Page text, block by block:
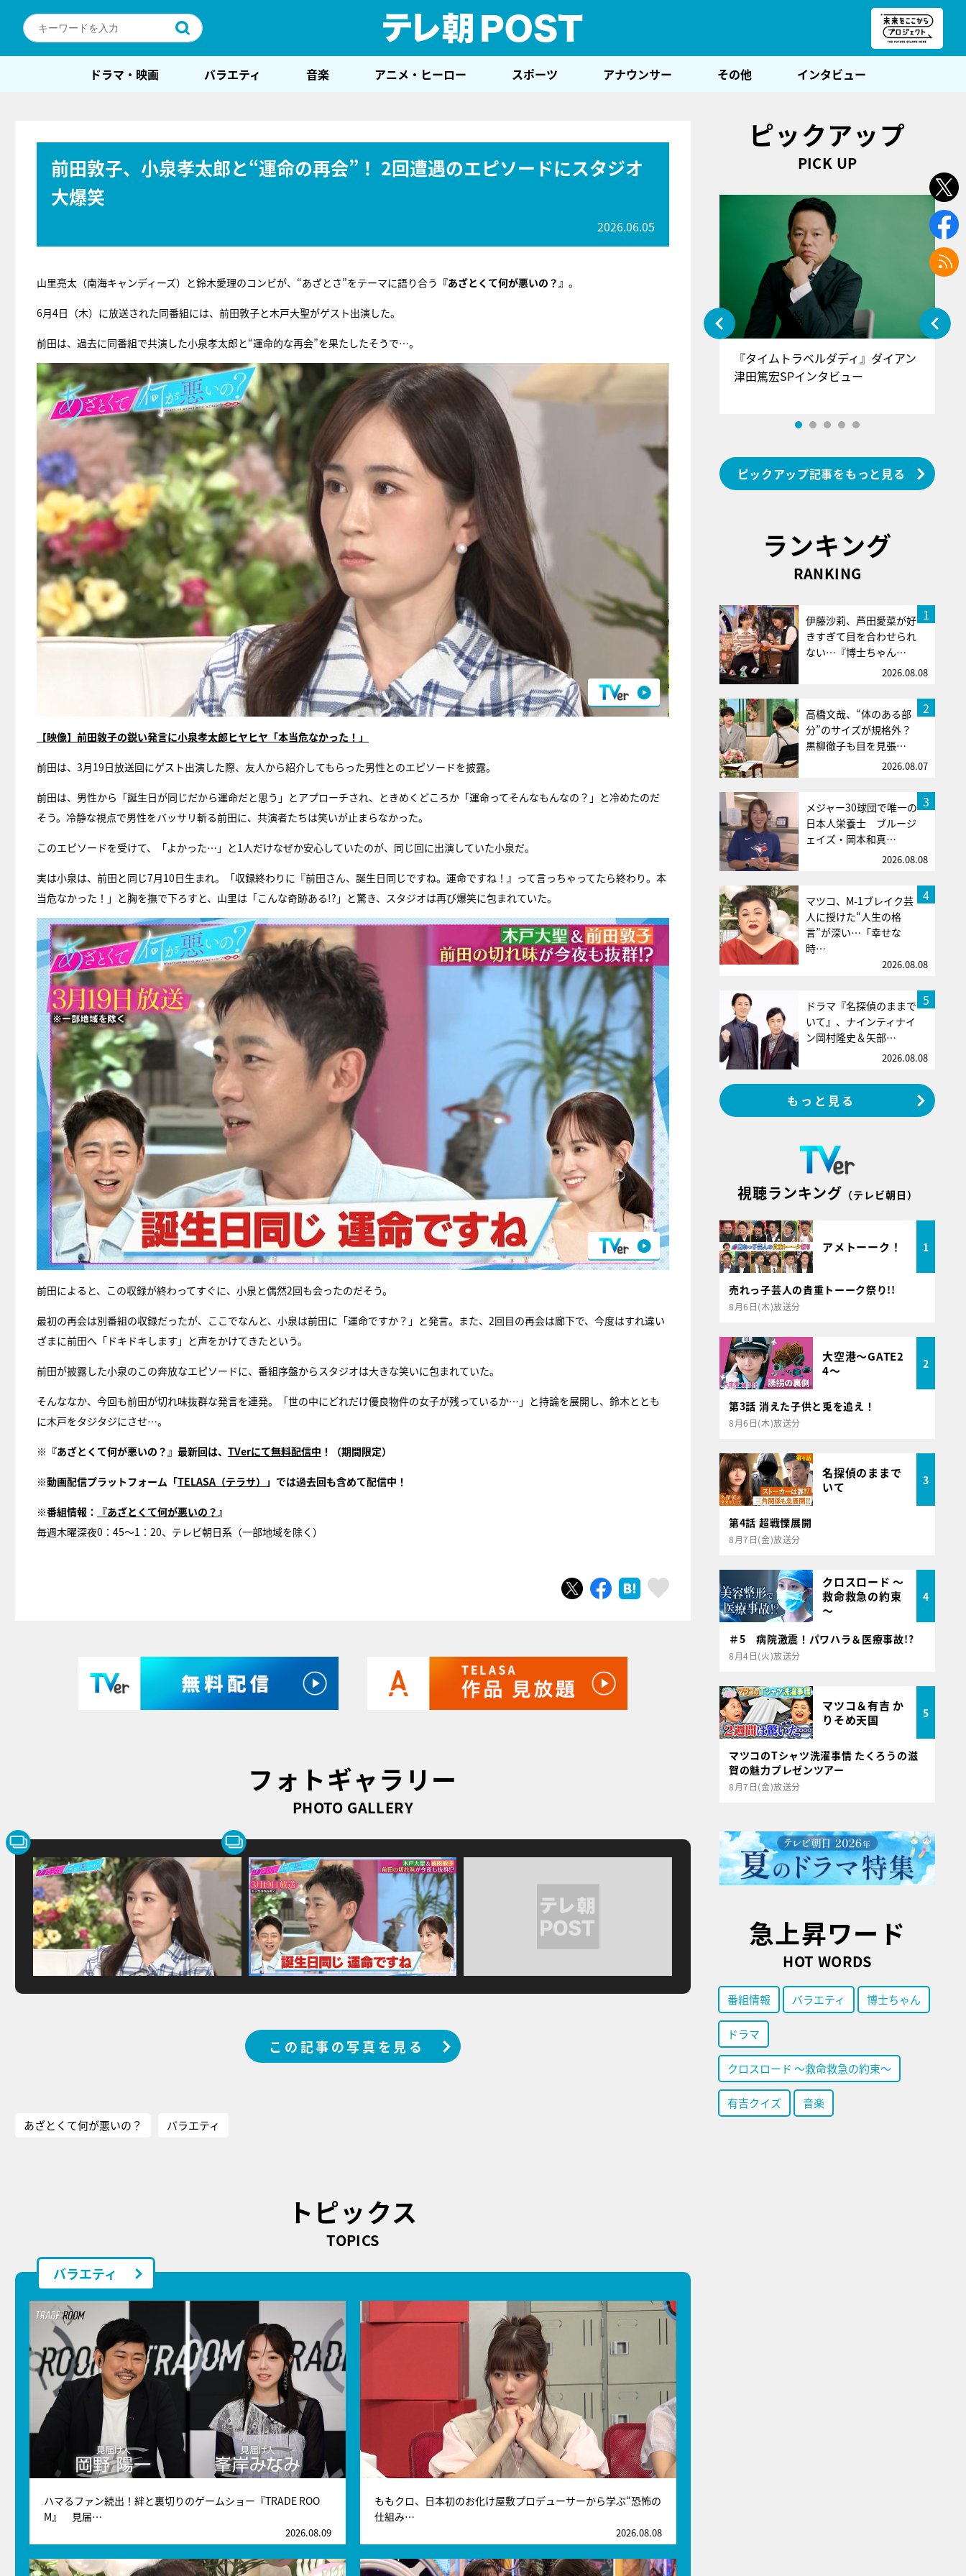
ドラマ・映画 バラエティ 音楽 アニメ・ヒーロー スポーツ アナウンサー その他 インタビュー
前田敦子、小泉孝太郎と“運命の再会”！ 2回遭遇のエピソードにスタジオ
大爆笑
2026.06.05
山里亮太（南海キャンディーズ）と鈴木愛理のコンビが、“あざとさ”をテーマに語り合う 『あざとくて何が悪いの？』 。
6月4日（木）に放送された同番組には、前田敦子と木戸大聖がゲスト出演した。
前田は、過去に同番組で共演した小泉孝太郎と“運命的な再会”を果たしたそうで…。
【映像】前田敦子の鋭い発言に小泉孝太郎ヒヤヒヤ「本当危なかった！」
前田は、3月19日放送回にゲスト出演した際、友人から紹介してもらった男性とのエピソードを披露。
前田は、男性から「誕生日が同じだから運命だと思う」とアプローチされ、ときめくどころか「運命ってそんなもんなの？」と冷めたのだ
そう。冷静な視点で男性をバッサリ斬る前田に、共演者たちは笑いが止まらなかった。
このエピソードを受けて、「よかった…」と1人だけなぜか安心していたのが、同じ回に出演していた小泉だ。
実は小泉は、前田と同じ7月10日生まれ。「収録終わりに『前田さん、誕生日同じですね。運命ですね！』って言っちゃってたら終わり。本
当危なかった！」と胸を撫で下ろすと、山里は「こんな奇跡ある!?」と驚き、スタジオは再び爆笑に包まれていた。
前田によると、この収録が終わってすぐに、小泉と偶然2回も会ったのだそう。
最初の再会は別番組の収録だったが、ここでなんと、小泉は前田に「運命ですか？」と発言。また、2回目の再会は廊下で、今度はすれ違い
ざまに前田へ「ドキドキします」と声をかけてきたという。
前田が披露した小泉のこの奔放なエピソードに、番組序盤からスタジオは大きな笑いに包まれていた。
そんななか、今回も前田が切れ味抜群な発言を連発。「世の中にどれだけ優良物件の女子が残っているか…」と持論を展開し、鈴木ととも
に木戸をタジタジにさせ…。
※ 『あざとくて何が悪いの？』最新回は、 TVerにて無料配信中 ！（期間限定）
※動画配信プラットフォーム「TELASA （テラサ） 」では過去回も含めて配信中！
※番組情報： 『あざとくて何が悪いの？』
毎週木曜深夜0：45～1：20、テレビ朝日系（一部地域を除く）
ツイートシェア はてブ スキボタン
フォトギャラリー
PHOTO GALLERY
この記事の写真を見る
あざとくて何が悪いの？ バラエティ
トピックス
TOPICS
バラエティ
ハマるファン続出！絆と裏切りのゲームショー『TRADE ROO
M』 見届…
2026.08.09
ももクロ、日本初のお化け屋敷プロデューサーから学ぶ“恐怖の
仕組み…
2026.08.08
ピックアップ
PICK UP
E齋藤樹愛羅＆佐々木舞香SPインタ
ビュー
『タイムトラベルダディ』ダイアン
津田篤宏SPインタビュー
ピックアップ記事をもっと見る
ランキング
RANKING
1
伊藤沙莉、芦田愛菜が好
きすぎて目を合わせられ
ない…『博士ちゃん…
2026.08.08
2
高橋文哉、“体のある部
分”のサイズが規格外？
黒柳徹子も目を見張…
2026.08.07
3
メジャー30球団で唯一の
日本人栄養士 ブルージ
ェイズ・岡本和真…
2026.08.08
4
マツコ、M-1ブレイク芸
人に授けた“人生の格
言”が深い…「幸せな
時…
2026.08.08
5
ドラマ『名探偵のままで
いて』、ナインティナイ
ン岡村隆史＆矢部…
2026.08.08
もっと見る
視聴ランキング （テレビ朝日）
アメトーーク！ 1
売れっ子芸人の貴重トーーク祭り!!
8月6日(木)放送分
大空港～GATE2
4～
2
第3話 消えた子供と兎を追え！
8月6日(木)放送分
名探偵のままで
いて
3
第4話 超戦慄展開
8月7日(金)放送分
クロスロード ～
救命救急の約束
～
4
＃5 病院激震！パワハラ＆医療事故!?
8月4日(火)放送分
マツコ＆有吉 か
りそめ天国
5
マツコのTシャツ洗濯事情 たくろうの滋
賀の魅力プレゼンツアー
8月7日(金)放送分
急上昇ワード
HOT WORDS
番組情報 バラエティ 博士ちゃん
ドラマ
クロスロード ～救命救急の約束～
有吉クイズ 音楽